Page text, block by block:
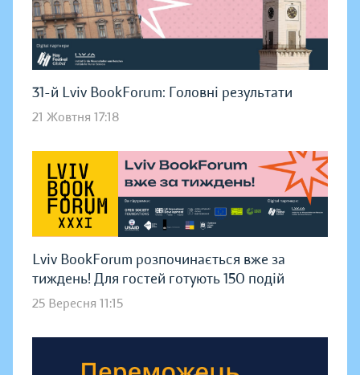
31-й Lviv BookForum: Головні результати
21 Жовтня 17:18
Lviv BookForum розпочинається вже за
тиждень! Для гостей готують 150 подій
25 Вересня 11:15